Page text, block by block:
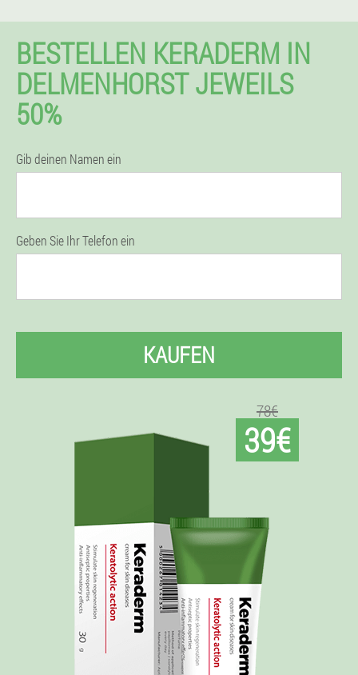
BESTELLEN KERADERM IN
DELMENHORST JEWEILS
50%
Gib deinen Namen ein
Geben Sie Ihr Telefon ein
KAUFEN
78€
39€